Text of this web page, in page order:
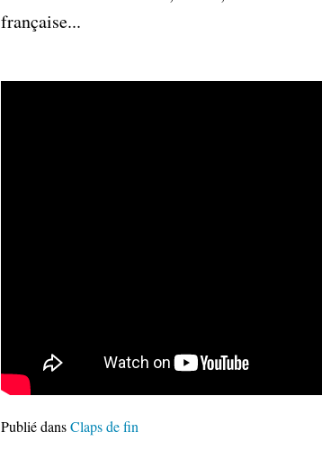
française...
Publié dansClaps de fin